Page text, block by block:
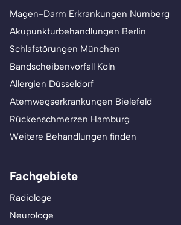
Magen-Darm Erkrankungen Nürnberg
Akupunkturbehandlungen Berlin
Schlafstörungen München
Bandscheibenvorfall Köln
Allergien Düsseldorf
Atemwegserkrankungen Bielefeld
Rückenschmerzen Hamburg
Weitere Behandlungen finden
Fachgebiete
Radiologe
Neurologe